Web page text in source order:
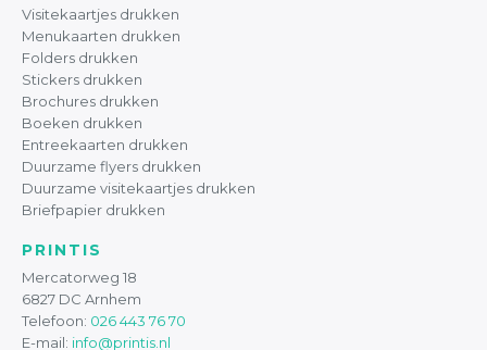
Visitekaartjes drukken
Menukaarten drukken
Folders drukken
Stickers drukken
Brochures drukken
Boeken drukken
Entreekaarten drukken
Duurzame flyers drukken
Duurzame visitekaartjes drukken
Briefpapier drukken
PRINTIS
Mercatorweg 18
6827 DC Arnhem
Telefoon: 026 443 76 70
E-mail: info@printis.nl